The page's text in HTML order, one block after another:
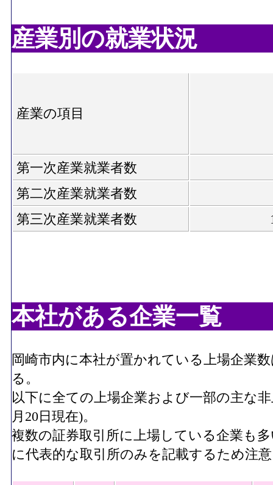
産業別の就業状況
産業の項目
第一次産業就業者数
第二次産業就業者数
第三次産業就業者数
本社がある企業一覧
岡崎市内に本社が置かれている上場企業
る。
以下に全ての上場企業および一部の主な
月20日現在)。
複数の証券取引所に上場している企業も
に代表的な取引所のみを記載するため注